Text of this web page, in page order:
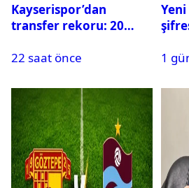
Kayserispor’dan
transfer rekoru: 20
22 saat önce
Yeni
1